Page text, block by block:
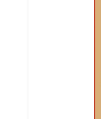
Этот образ